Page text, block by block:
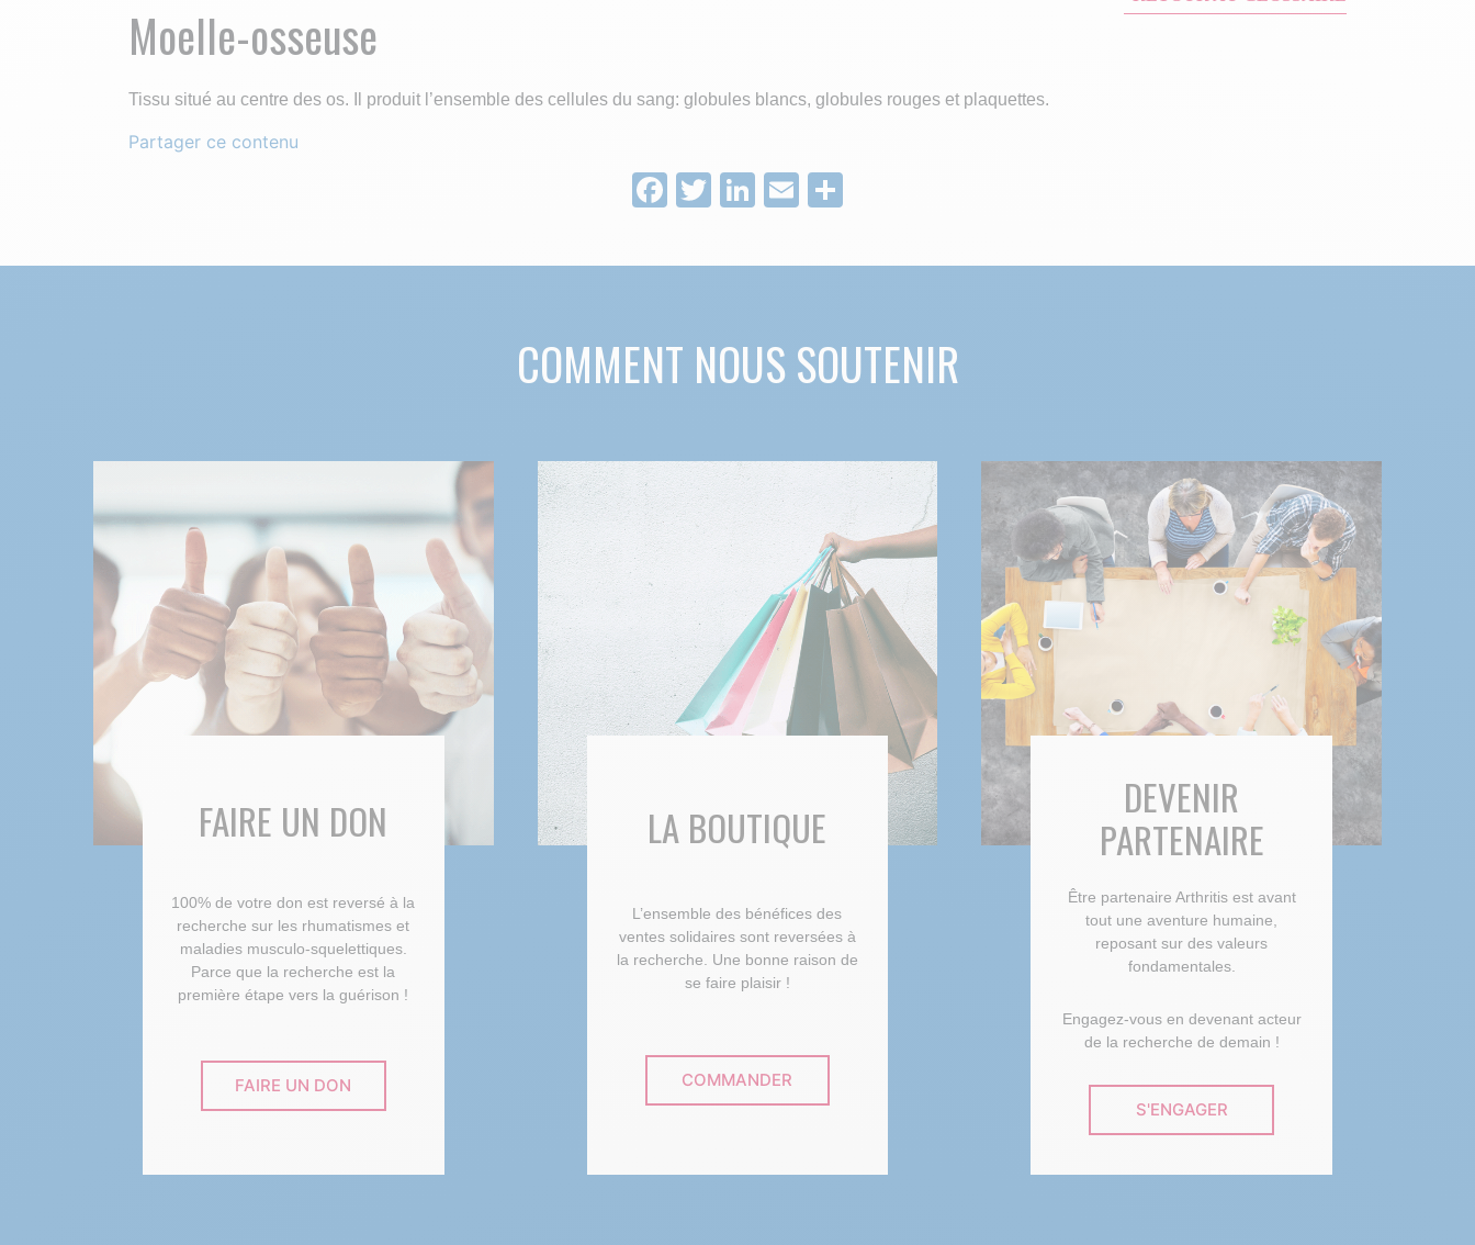
Moelle-osseuse
Tissu situé au centre des os. Il produit l’ensemble des cellules du sang: globules blancs, globules rouges et plaquettes.
Partager ce contenu
Facebook
Twitter
LinkedIn
Email
COMMENT NOUS SOUTENIR
FAIRE UN DON
100% de votre don est reversé à la
recherche sur les rhumatismes et
maladies musculo-squelettiques.
Parce que la recherche est la
première étape vers la guérison !
FAIRE UN DON
LA BOUTIQUE
L’ensemble des bénéfices des
ventes solidaires sont reversées à
la recherche. Une bonne raison de
se faire plaisir !
COMMANDER
DEVENIR
PARTENAIRE
Être partenaire Arthritis est avant
tout une aventure humaine,
reposant sur des valeurs
fondamentales.
Engagez-vous en devenant acteur
de la recherche de demain !
S'ENGAGER